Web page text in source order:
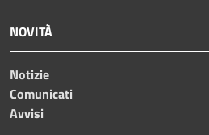
NOVITÀ
Notizie
Comunicati
Avvisi